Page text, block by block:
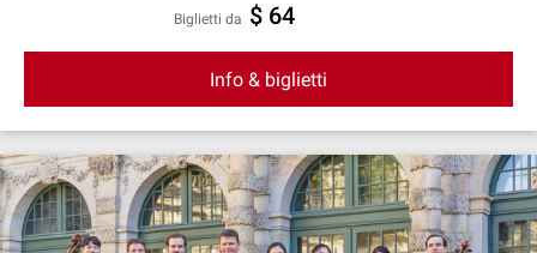
Biglietti da $ 64
Info & biglietti